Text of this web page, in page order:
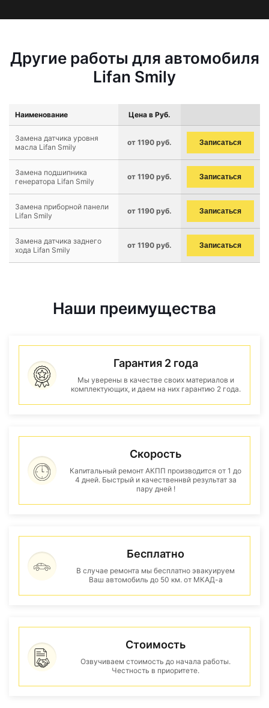
Другие работы для автомобиля
Lifan Smily
Наименование Цена в Руб.
Замена датчика уровня
масла Lifan Smily
от 1190 руб. Записаться
Замена подшипника
генератора Lifan Smily
от 1190 руб. Записаться
Замена приборной панели
Lifan Smily
от 1190 руб. Записаться
Замена датчика заднего
хода Lifan Smily
от 1190 руб. Записаться
Наши преимущества
Гарантия 2 года
Мы уверены в качестве своих материалов и
комплектующих, и даем на них гарантию 2 года.
Скорость
Капитальный ремонт АКПП производится от 1 до
4 дней. Быстрый и качественнвй результат за
пару дней !
Бесплатно
В случае ремонта мы бесплатно эвакуируем
Ваш автомобиль до 50 км. от МКАД-а
Стоимость
Озвучиваем стоимость до начала работы.
Честность в приоритете.